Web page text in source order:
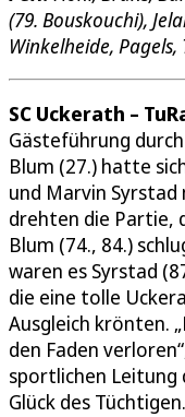
(79. Bouskouchi),
Winkelheide,
SC Uckerath –
Gästeführung
Blum (27.) hatte
und Marvin
drehten die Partie,
Blum (74., 84.)
waren es Syrstad
die eine tolle
Ausgleich krönten.
den Faden
sportlichen Leitung
Glück des